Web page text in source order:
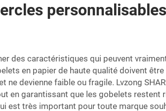
des caractéristiques qui peuvent
en papier de haute qualité doivent
devienne faible ou fragile. Lvzong
en garantissant que les gobelets restent
est très important pour toute marque